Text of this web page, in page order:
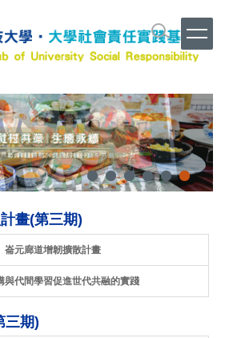
畫(第三期)
崙元廊道增韌擴散計畫
與代間學習促進世代共融的實踐
三期)